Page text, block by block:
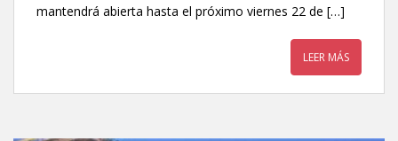
mantendrá abierta hasta el próximo viernes 22 de […]
LEER MÁS